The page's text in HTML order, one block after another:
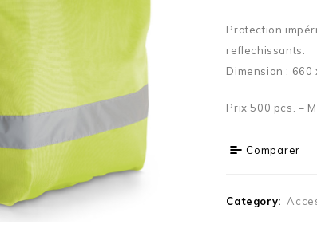
Protection
reflechissants.
Dimension : 660
Prix 500 pcs. –
Comparer
Category: